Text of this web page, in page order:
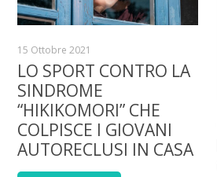
15 Ottobre 2021
LO SPORT CONTRO LA
SINDROME
“HIKIKOMORI” CHE
COLPISCE I GIOVANI
AUTORECLUSI IN CASA